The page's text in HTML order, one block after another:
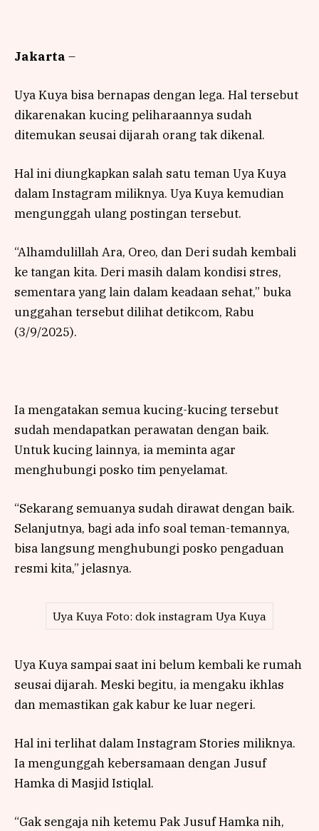
Jakarta –
Uya Kuya bisa bernapas dengan lega. Hal tersebut
dikarenakan kucing peliharaannya sudah
ditemukan seusai dijarah orang tak dikenal.
Hal ini diungkapkan salah satu teman Uya Kuya
dalam Instagram miliknya. Uya Kuya kemudian
mengunggah ulang postingan tersebut.
“Alhamdulillah Ara, Oreo, dan Deri sudah kembali
ke tangan kita. Deri masih dalam kondisi stres,
sementara yang lain dalam keadaan sehat,” buka
unggahan tersebut dilihat detikcom, Rabu
(3/9/2025).
Ia mengatakan semua kucing-kucing tersebut
sudah mendapatkan perawatan dengan baik.
Untuk kucing lainnya, ia meminta agar
menghubungi posko tim penyelamat.
“Sekarang semuanya sudah dirawat dengan baik.
Selanjutnya, bagi ada info soal teman-temannya,
bisa langsung menghubungi posko pengaduan
resmi kita,” jelasnya.
Uya Kuya Foto: dok instagram Uya Kuya
Uya Kuya sampai saat ini belum kembali ke rumah
seusai dijarah. Meski begitu, ia mengaku ikhlas
dan memastikan gak kabur ke luar negeri.
Hal ini terlihat dalam Instagram Stories miliknya.
Ia mengunggah kebersamaan dengan Jusuf
Hamka di Masjid Istiqlal.
“Gak sengaja nih ketemu Pak Jusuf Hamka nih,